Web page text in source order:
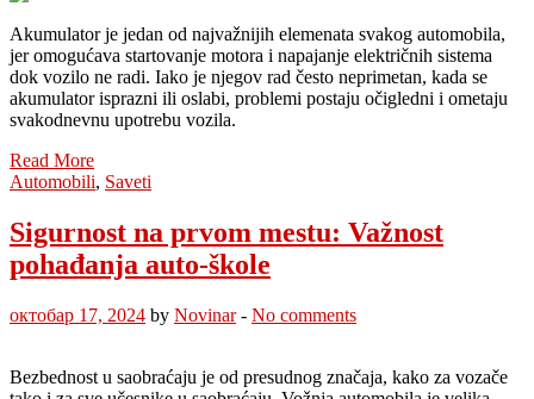
Akumulator je jedan od najvažnijih elemenata svakog automobila,
jer omogućava startovanje motora i napajanje električnih sistema
dok vozilo ne radi. Iako je njegov rad često neprimetan, kada se
akumulator isprazni ili oslabi, problemi postaju očigledni i ometaju
svakodnevnu upotrebu vozila.
Read More
Automobili, Saveti
Sigurnost na prvom mestu: Važnost
pohađanja auto-škole
октобар 17, 2024 by Novinar- No comments
Bezbednost u saobraćaju je od presudnog značaja, kako za vozače